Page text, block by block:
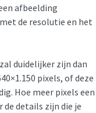
afbeelding
de resolutie en het
duidelijker zijn dan
pixels, of deze
Hoe meer pixels een
details zijn die je